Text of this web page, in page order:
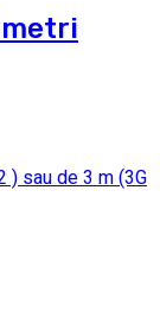
) sau de 3 m (3G